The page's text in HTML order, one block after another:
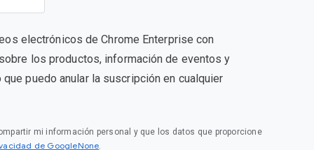
electrónicos de Chrome Enterprise con
los productos, información de eventos y
que puedo anular la suscripción en cualquier
mi información personal y que los datos que proporcione
de GoogleNone.